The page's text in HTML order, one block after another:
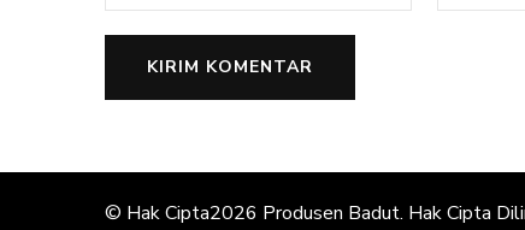
© Hak Cipta2026 Produsen Badut. Hak Cipta